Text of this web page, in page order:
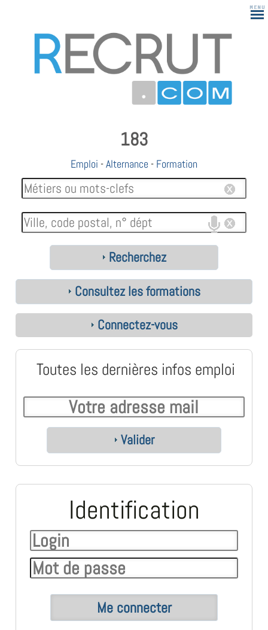
183
Emploi -Alternance - Formation
Recherchez
Consultez les formations
Connectez-vous
Toutes les dernières infos emploi
Valider
Identification